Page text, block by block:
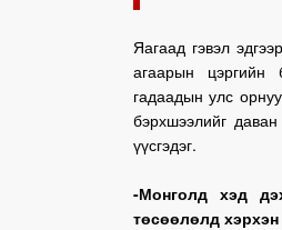
Яагаад гэвэл
агаарын цэргийн
гадаадын улс
бэрхшээлийг
үүсгэдэг.
-Монголд хэд
төсөөлөлд